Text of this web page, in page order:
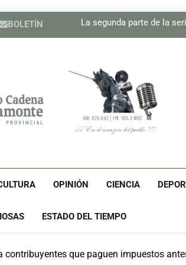
BOLETÍN
La segunda parte de la
Cubano Ronald
La segunda parte de la
Cubano Ronald
Estados Unidos ha
Cadena
OPINIÓN CIENCIA
ESTADO DEL TIEMPO
contribuyentes que paguen impuestos